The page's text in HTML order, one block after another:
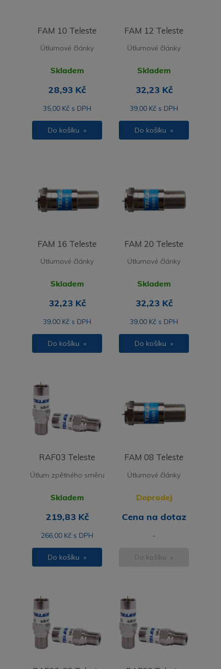
FAM 10 Teleste
Útlumové články
Skladem
28,93 Kč
35,00 Kč s DPH
Do košíku »
FAM 12 Teleste
Útlumové články
Skladem
32,23 Kč
39,00 Kč s DPH
Do košíku »
FAM 16 Teleste
Útlumové články
Skladem
32,23 Kč
39,00 Kč s DPH
Do košíku »
FAM 20 Teleste
Útlumové články
Skladem
32,23 Kč
39,00 Kč s DPH
Do košíku »
RAF03 Teleste
Útlum zpětného směru
Skladem
219,83 Kč
266,00 Kč s DPH
Do košíku »
FAM 08 Teleste
Útlumové články
Doprodej
Cena na dotaz
-
Do košíku »